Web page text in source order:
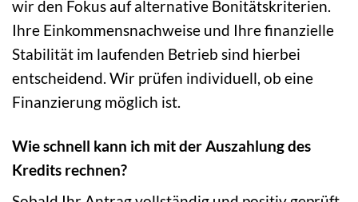
wir den Fokus auf alternative Bonitätskriterien.
Ihre Einkommensnachweise und Ihre finanzielle
Stabilität im laufenden Betrieb sind hierbei
entscheidend. Wir prüfen individuell, ob eine
Finanzierung möglich ist.
Wie schnell kann ich mit der Auszahlung des
Kredits rechnen?